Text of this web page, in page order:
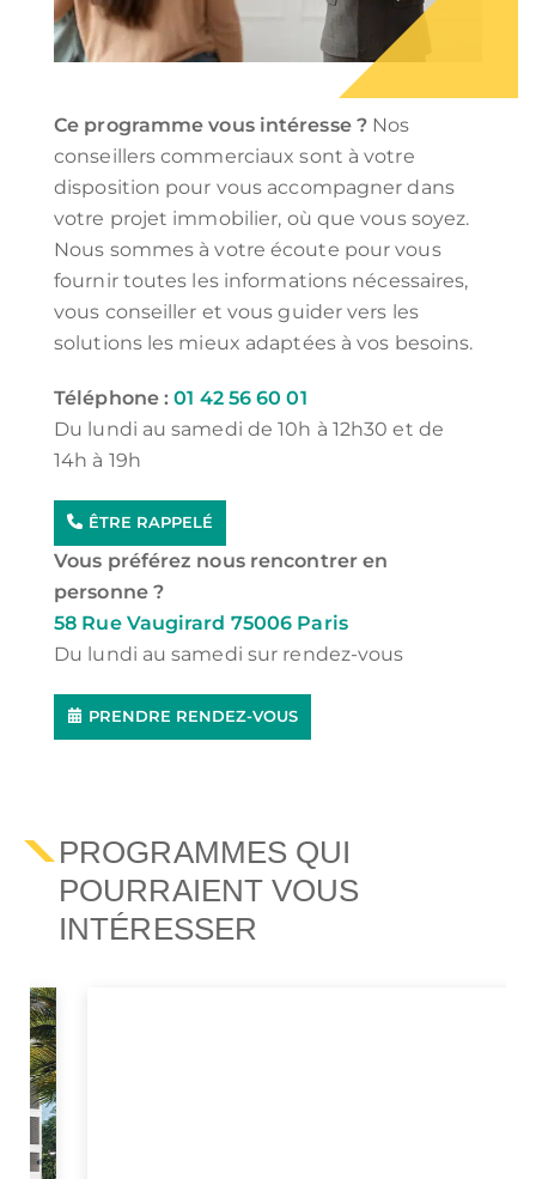
Ce programme vous intéresse ?Nos
conseillers commerciaux sont à votre
disposition pour vous accompagner dans
votre projet immobilier, où que vous soyez.
Nous sommes à votre écoute pour vous
fournir toutes les informations nécessaires,
vous conseiller et vous guider vers les
solutions les mieux adaptées à vos besoins.
Téléphone :01 42 56 60 01
Du lundi au samedi de 10h à 12h30 et de
14h à 19h
ÊTRE RAPPELÉ
Vous préférez nous rencontrer en
personne ?
58 Rue Vaugirard 75006 Paris
Du lundi au samedi sur rendez-vous
PRENDRE RENDEZ-VOUS
PROGRAMMES QUI
POURRAIENT VOUS
INTÉRESSER